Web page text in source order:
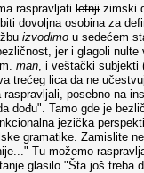
raspravljati letnji zimski
dovoljna osobina za
izvodimo u sedećem
jer i glagoli nulte
man , i veštački
lica da ne
posebno na
dođu". Tamo gde je
jezička
gramatike. Zamislite
Tu možemo
glasilo "Šta još treba